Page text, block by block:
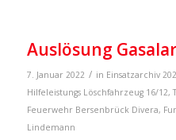
Auslösung
7. Januar 2022 / in Einsatzarchiv
Hilfeleistungs Löschfahrzeug 16/12,
Feuerwehr Bersenbrück Divera,
Lindemann